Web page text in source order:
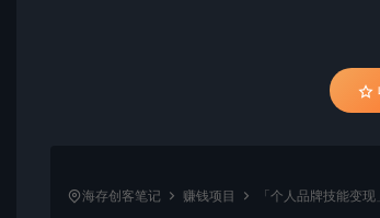
海存创客笔记 赚钱项目 「个人品牌技能变